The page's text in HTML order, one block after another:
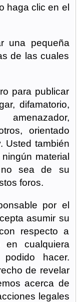
haga clic en el
una pequeña
de las cuales
para publicar
difamatorio,
orientado
Usted también
material
sea de su
foros.
por el
asumir su
respecto a
en cualquiera
hacer.
de revelar
acerca de
legales